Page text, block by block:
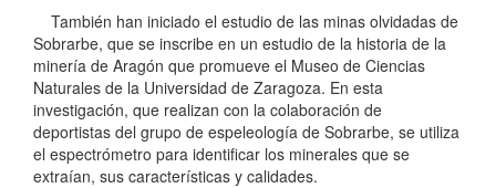
También han iniciado el estudio de las minas olvidadas de
Sobrarbe, que se inscribe en un estudio de la historia de la
minería de Aragón que promueve el Museo de Ciencias
Naturales de la Universidad de Zaragoza. En esta
investigación, que realizan con la colaboración de
deportistas del grupo de espeleología de Sobrarbe, se utiliza
el espectrómetro para identificar los minerales que se
extraían, sus características y calidades.